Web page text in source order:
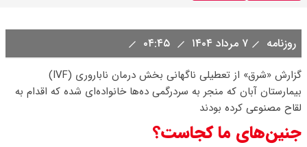
روزنامه ۷ مرداد ۱۴۰۴
گزارش «شرق» از تعطیلی ناگهانی بخش درمان ناباروری (IVF)
بیمارستان آبان که منجر به سردرگمی ده‌ها خانواده‌ای شده که اقدام به
لقاح مصنوعی کرده بودند‌
جنین‌های ما کجاست؟